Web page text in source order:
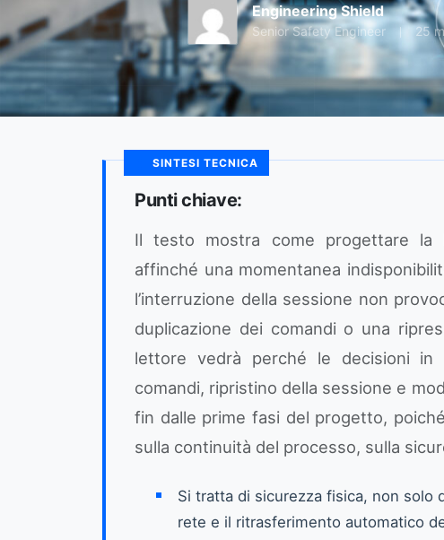
Engineering Shield
Senior Safety Engineer 25
SINTESI TECNICA
Punti chiave:
Il testo mostra come progettare la
affinché una momentanea
l’interruzione della sessione non
duplicazione dei comandi o una
lettore vedrà perché le decisioni
comandi, ripristino della sessione e
fin dalle prime fasi del progetto,
sulla continuità del processo, sulla
Si tratta di sicurezza fisica, non solo
rete e il ritrasferimento automatico